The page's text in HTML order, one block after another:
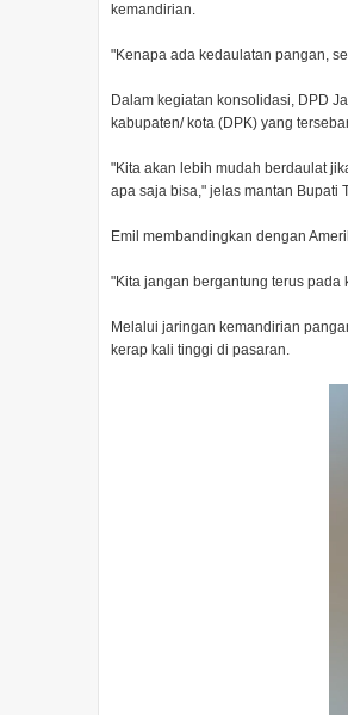
kemandirian.
"Kenapa ada kedaulatan pangan,
Dalam kegiatan konsolidasi, DPD
kabupaten/ kota (DPK) yang
"Kita akan lebih mudah berdaulat
apa saja bisa," jelas mantan Bupati
Emil membandingkan dengan
"Kita jangan bergantung terus
Melalui jaringan kemandirian
kerap kali tinggi di pasaran.